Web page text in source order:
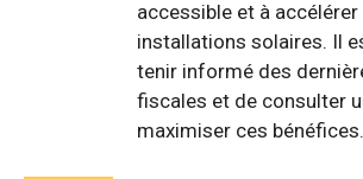
accessible et à
installations solaires. Il
tenir informé des
fiscales et de consulter
maximiser ces bénéfices.